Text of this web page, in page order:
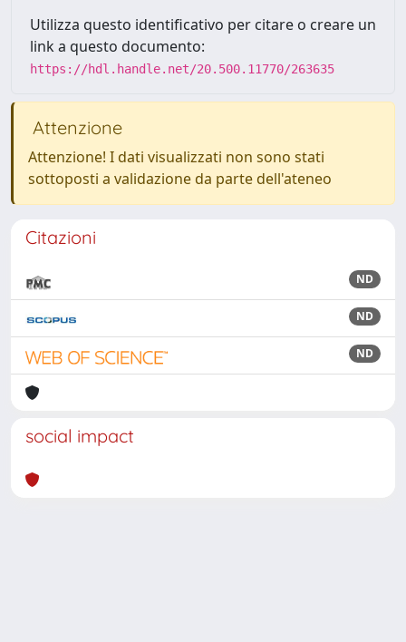
Utilizza questo identificativo per citare o creare un
link a questo documento:
https://hdl.handle.net/20.500.11770/263635
Attenzione
Attenzione! I dati visualizzati non sono stati
sottoposti a validazione da parte dell'ateneo
Citazioni
ND
ND
ND
social impact